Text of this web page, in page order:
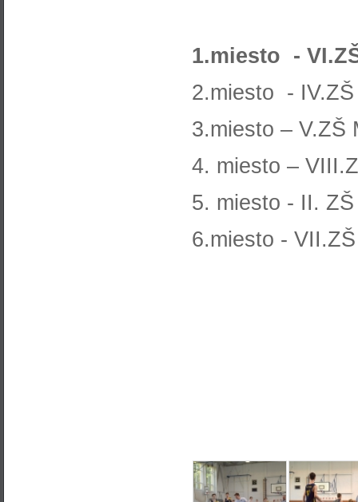
1.miesto -
2.miesto -
3.miesto – V.ZŠ
4. miesto –
5. miesto - II.
6.miesto -